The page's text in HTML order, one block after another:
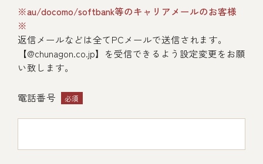
（中納言厨房）
※au/docomo/softbank等のキャリアメールのお客様
※
返信メールなどは全てPCメールで送信されます。
【@chunagon.co.jp】を受信できるよう設定変更をお願
い致します。
電話番号 必須